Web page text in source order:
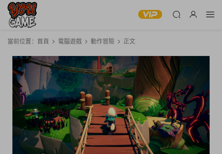
當前位置： 首頁 電腦遊戲 動作冒險 正文